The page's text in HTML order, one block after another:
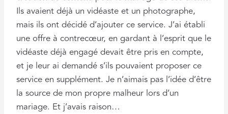
Ils avaient déjà un vidéaste et un photographe,
mais ils ont décidé d’ajouter ce service. J’ai établi
une offre à contrecœur, en gardant à l’esprit que le
vidéaste déjà engagé devait être pris en compte,
et je leur ai demandé s’ils pouvaient proposer ce
service en supplément. Je n’aimais pas l’idée d’être
la source de mon propre malheur lors d’un
mariage. Et j’avais raison…